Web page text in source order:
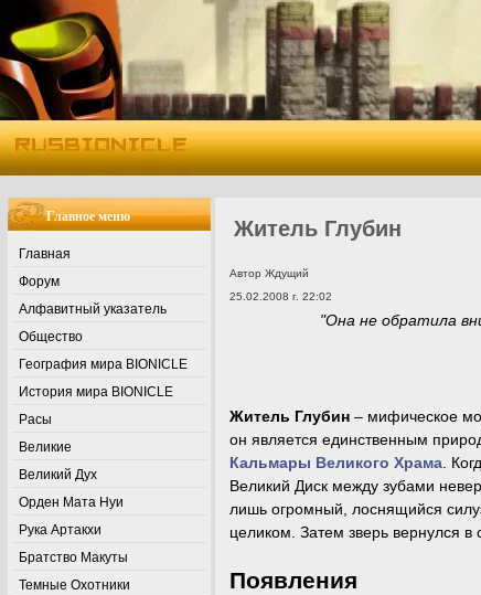
Главное меню
Главная
Форум
Алфавитный указатель
Общество
География мира BIONICLE
История мира BIONICLE
Расы
Великие
Великий Дух
Орден Мата Нуи
Рука Артакхи
Братство Макуты
Темные Охотники
Житель Глубин
Автор Ждущий
25.02.2008 г. 22:02
"Она не обратила
Житель Глубин – мифическое
он является единственным
Кальмары Великого Храма .
Великий Диск между зубами
лишь огромный, лоснящийся
целиком. Затем зверь вернулся в
Появления